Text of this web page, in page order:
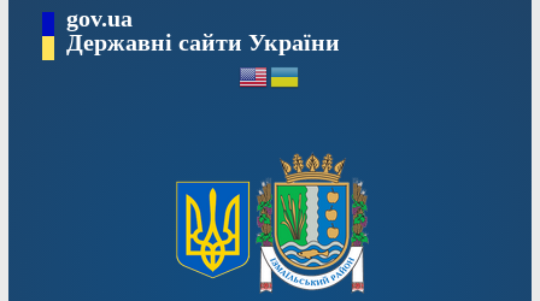
вмісту
gov.ua
Державні сайти України